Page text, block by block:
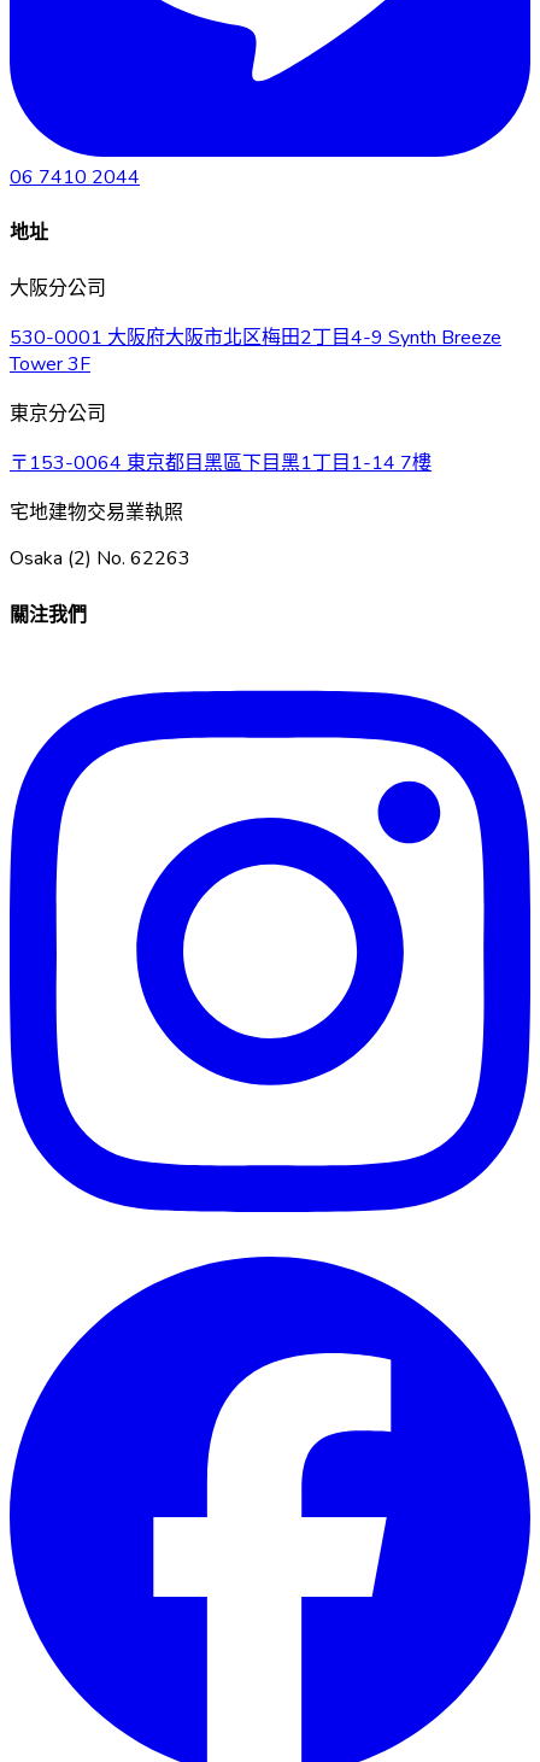
06 7410 2044
地址
大阪分公司
530-0001 大阪府大阪市北区梅田2丁目4-9 Synth Breeze
Tower 3F
東京分公司
〒153-0064 東京都目黑區下目黑1丁目1-14 7樓
宅地建物交易業執照
Osaka (2) No. 62263
關注我們